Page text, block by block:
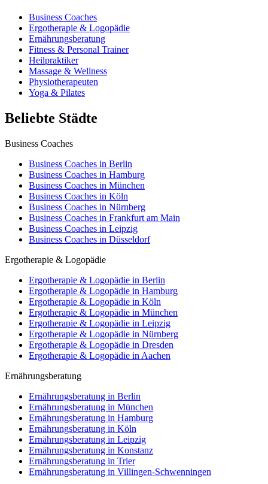
Business Coaches
Ergotherapie & Logopädie
Ernährungsberatung
Fitness & Personal Trainer
Heilpraktiker
Massage & Wellness
Physiotherapeuten
Yoga & Pilates
Beliebte Städte
Business Coaches
Business Coaches in Berlin
Business Coaches in Hamburg
Business Coaches in München
Business Coaches in Köln
Business Coaches in Nürnberg
Business Coaches in Frankfurt am Main
Business Coaches in Leipzig
Business Coaches in Düsseldorf
Ergotherapie & Logopädie
Ergotherapie & Logopädie in Berlin
Ergotherapie & Logopädie in Hamburg
Ergotherapie & Logopädie in Köln
Ergotherapie & Logopädie in München
Ergotherapie & Logopädie in Leipzig
Ergotherapie & Logopädie in Nürnberg
Ergotherapie & Logopädie in Dresden
Ergotherapie & Logopädie in Aachen
Ernährungsberatung
Ernährungsberatung in Berlin
Ernährungsberatung in München
Ernährungsberatung in Hamburg
Ernährungsberatung in Köln
Ernährungsberatung in Leipzig
Ernährungsberatung in Konstanz
Ernährungsberatung in Trier
Ernährungsberatung in Villingen-Schwenningen